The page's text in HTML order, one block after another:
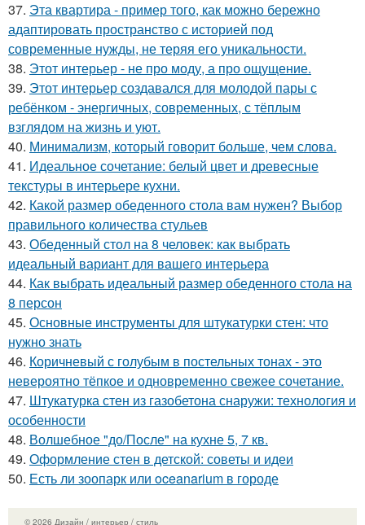
37. Эта квартира - пример того, как можно бережно
адаптировать пространство с историей под
современные нужды, не теряя его уникальности.
38. Этот интерьер - не про моду, а про ощущение.
39. Этот интерьер создавался для молодой пары с
ребёнком - энергичных, современных, с тёплым
взглядом на жизнь и уют.
40. Минимализм, который говорит больше, чем слова.
41. Идеальное сочетание: белый цвет и древесные
текстуры в интерьере кухни.
42. Какой размер обеденного стола вам нужен? Выбор
правильного количества стульев
43. Обеденный стол на 8 человек: как выбрать
идеальный вариант для вашего интерьера
44. Как выбрать идеальный размер обеденного стола на
8 персон
45. Основные инструменты для штукатурки стен: что
нужно знать
46. Коричневый с голубым в постельных тонах - это
невероятно тёпкое и одновременно свежее сочетание.
47. Штукатурка стен из газобетона снаружи: технология и
особенности
48. Волшебное "до/После" на кухне 5, 7 кв.
49. Оформление стен в детской: советы и идеи
50. Есть ли зоопарк или oceanarium в городе
© 2026 Дизайн / интерьер / стиль